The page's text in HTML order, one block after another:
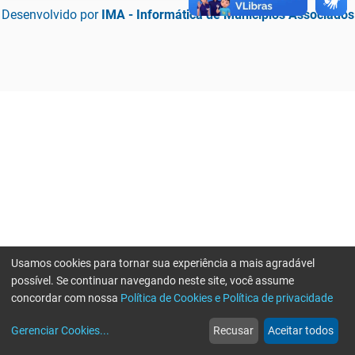
Desenvolvido por IMA - Informática de Municípios Associados
web
Notícias
more_horiz
Mais
Usamos cookies para tornar sua experiência a mais agradável
possível. Se continuar navegando neste site, você assume
concordar com nossa Política de Cookies e Política de privacidade
Gerenciar Cookies... Recusar Aceitar todos
Erro ao enviar informações, por favor tente novamente